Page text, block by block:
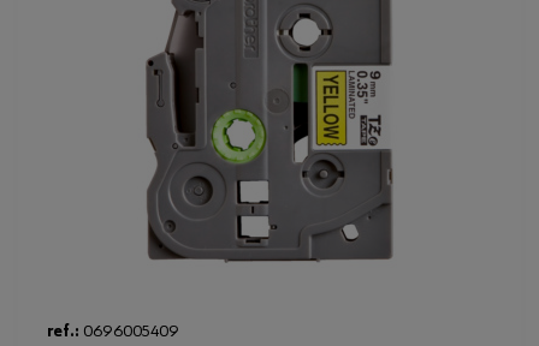
ref.: 0696005409